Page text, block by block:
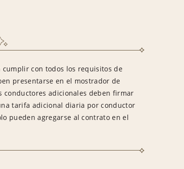
cumplir con todos los requisitos de
presentarse en el mostrador de
adicionales deben firmar
tarifa adicional diaria por conductor
pueden agregarse al contrato en el